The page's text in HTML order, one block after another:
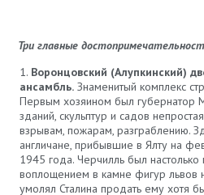
Три главные
Воронцовский (Алупкинский)
ансамбль.Знаменитый комплекс
Первым хозяином был губернатор
зданий, скульптур и садов
взрывам, пожарам, разграблению.
англичане, прибывшие в Ялту на
1945 года. Черчилль был
воплощением в камне фигур львов
умолял Сталина продать ему хотя